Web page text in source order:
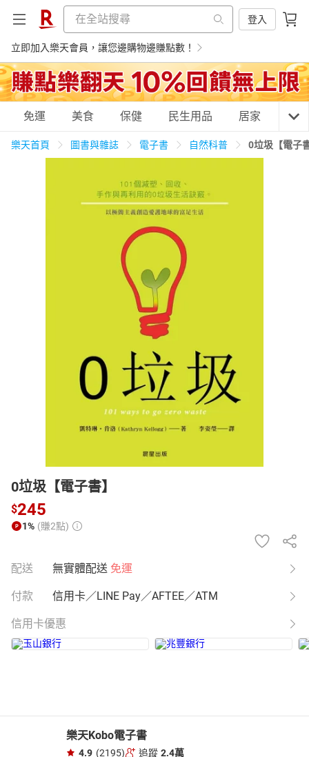
登入
立即加入樂天會員，讓您邊購物邊賺點數！
購物網分類
美食蛋糕 養生保健
3C家電 運動休閒
化妝保養
電子/紙本書
HOT
免運 美食 保健 民生用品 居家 3C
樂天首頁 圖書與雜誌 電子書 自然科普 0垃圾【電子
0垃圾【電子書】
$245
1% (賺2點)
配送 無實體配送 免運
付款 信用卡／LINE Pay／AFTEE／ATM
信用卡優惠
樂天Kobo電子書
4.9 (2195) 追蹤 2.4萬